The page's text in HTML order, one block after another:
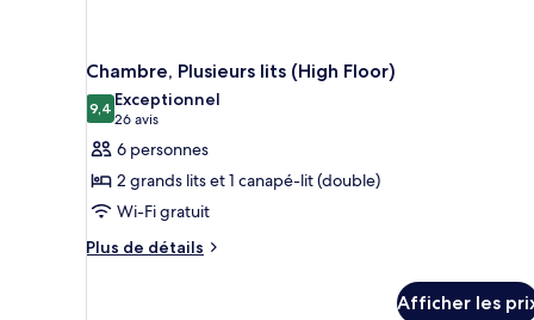
Chambre, Plusieurs lits (High Floor)
9,49,4 sur 10
Exceptionnel
26 avis
(26 avis)
6 personnes
2 grands lits et 1 canapé-lit (double)
Wi-Fi gratuit
Plus de détails
Plus
Afficher les